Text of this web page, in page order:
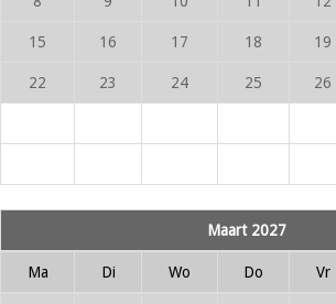
15 16 17 18 19
22 23 24 25 26
Maart 2027
Ma Di Wo Do Vr